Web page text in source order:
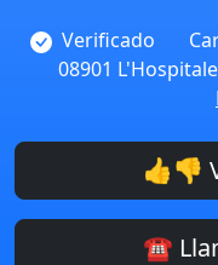
Verificado
08901
👍👎
☎️